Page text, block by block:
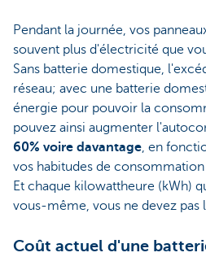
Pendant la journée, vos
souvent plus d'électricité que
Sans batterie domestique,
réseau; avec une batterie
énergie pour pouvoir la
pouvez ainsi augmenter
60% voire davantage, en
vos habitudes de
Et chaque kilowattheure (kWh)
vous-même, vous ne devez pas
Coût actuel d'une